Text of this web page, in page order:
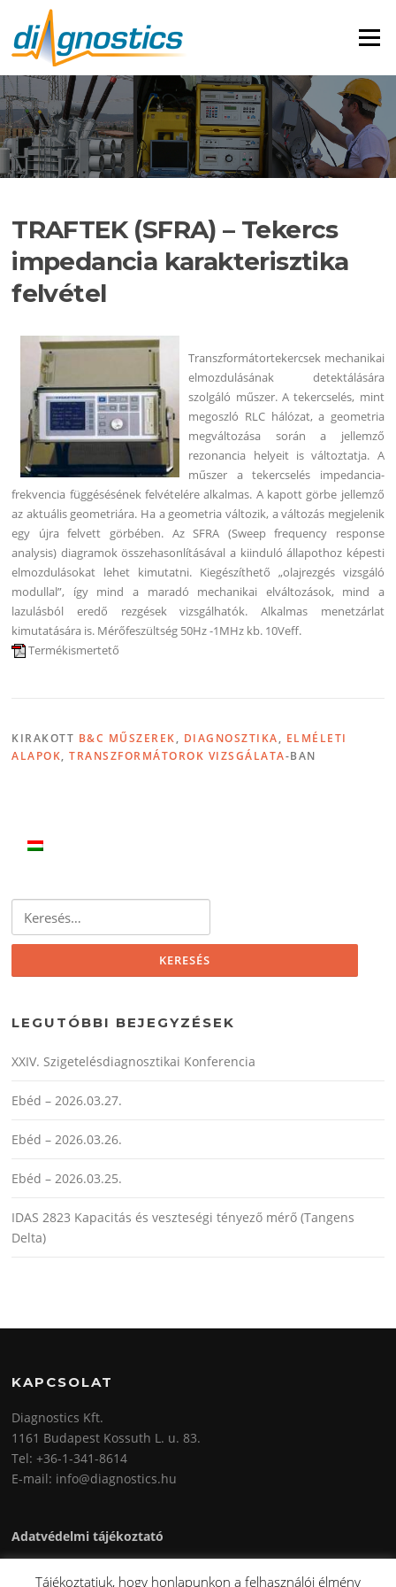
tartalomra
Menü
TRAFTEK (SFRA) – Tekercs
impedancia karakterisztika
felvétel
Transzformátortekercsek mechanikai
elmozdulásának detektálására
szolgáló műszer. A tekercselés, mint
megoszló RLC hálózat, a geometria
megváltozása során a jellemző
rezonancia helyeit is változtatja. A
műszer a tekercselés impedancia-
frekvencia függésésének felvételére alkalmas. A kapott görbe jellemző
az aktuális geometriára. Ha a geometria változik, a változás megjelenik
egy újra felvett görbében. Az SFRA (Sweep frequency response
analysis) diagramok összehasonlításával a kiinduló állapothoz képesti
elmozdulásokat lehet kimutatni. Kiegészíthető „olajrezgés vizsgáló
modullal”, így mind a maradó mechanikai elváltozások, mind a
lazulásból eredő rezgések vizsgálhatók. Alkalmas menetzárlat
kimutatására is. Mérőfeszültség 50Hz -1MHz kb. 10Veff.
Termékismertető
KIRAKOTT B&C MŰSZEREK, DIAGNOSZTIKA, ELMÉLETI
ALAPOK,TRANSZFORMÁTOROK VIZSGÁLATA-BAN
LEGUTÓBBI BEJEGYZÉSEK
XXIV. Szigetelésdiagnosztikai Konferencia
Ebéd – 2026.03.27.
Ebéd – 2026.03.26.
Ebéd – 2026.03.25.
IDAS 2823 Kapacitás és veszteségi tényező mérő (Tangens
Delta)
KAPCSOLAT
Diagnostics Kft.
1161 Budapest Kossuth L. u. 83.
Tel: +36-1-341-8614
E-mail: info@diagnostics.hu
Adatvédelmi tájékoztató
Tájékoztatjuk, hogy honlapunkon a felhasználói élmény